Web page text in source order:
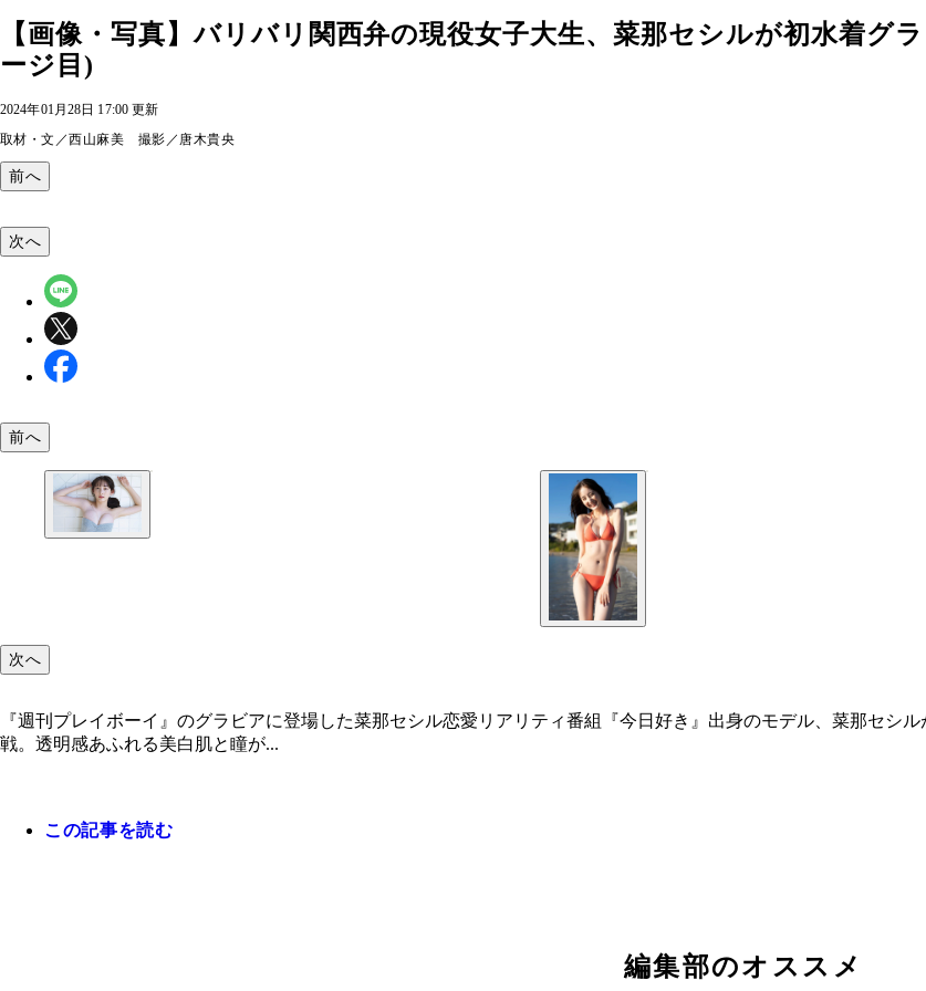
【画像・写真】バリバリ関西弁の現役女子大生、菜那セシルが初水着グ
ージ目)
2024年01月28日 17:00 更新
取材・文／西山麻美 撮影／唐木貴央
前へ
次へ
前へ
次へ
『週刊プレイボーイ』のグラビアに登場した菜那セシル恋愛リアリティ番組『今日好き』出身のモデル、菜那セシ
戦。透明感あふれる美白肌と瞳が...
この記事を読む
編集部のオススメ